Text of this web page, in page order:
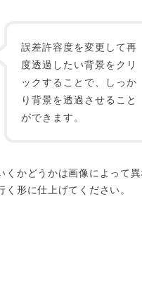
誤差許容度を変更して再
度透過したい背景をクリ
ックすることで、しっか
り背景を透過させること
ができます。
くかどうかは画像によって
形に仕上げてください。